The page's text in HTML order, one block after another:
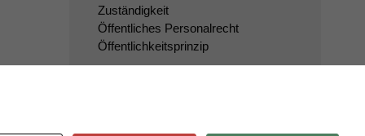
Zuständigkeit
Öffentliches Personalrecht
Öffentlichkeitsprinzip